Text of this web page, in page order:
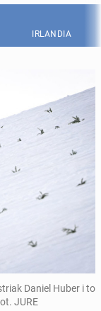
IRLANDIA
Daniel Huber i to
JURE